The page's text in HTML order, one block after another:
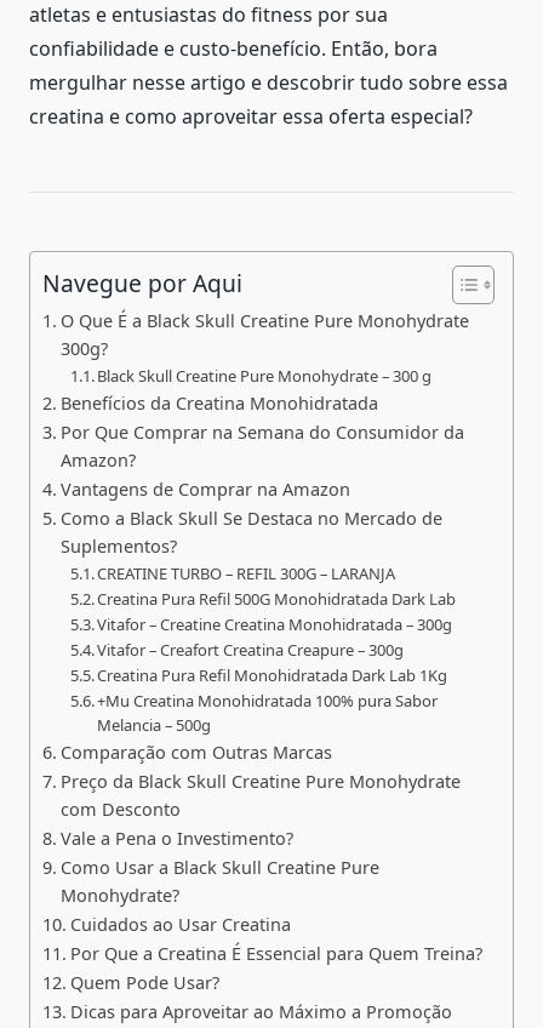
atletas e entusiastas do fitness por sua
confiabilidade e custo-benefício. Então, bora
mergulhar nesse artigo e descobrir tudo sobre essa
creatina e como aproveitar essa oferta especial?
Navegue por Aqui
O Que É a Black Skull Creatine Pure Monohydrate
300g?
Black Skull Creatine Pure Monohydrate – 300 g
Benefícios da Creatina Monohidratada
Por Que Comprar na Semana do Consumidor da
Amazon?
Vantagens de Comprar na Amazon
Como a Black Skull Se Destaca no Mercado de
Suplementos?
CREATINE TURBO – REFIL 300G – LARANJA
Creatina Pura Refil 500G Monohidratada Dark Lab
Vitafor – Creatine Creatina Monohidratada – 300g
Vitafor – Creafort Creatina Creapure – 300g
Creatina Pura Refil Monohidratada Dark Lab 1Kg
+Mu Creatina Monohidratada 100% pura Sabor
Melancia – 500g
Comparação com Outras Marcas
Preço da Black Skull Creatine Pure Monohydrate
com Desconto
Vale a Pena o Investimento?
Como Usar a Black Skull Creatine Pure
Monohydrate?
Cuidados ao Usar Creatina
Por Que a Creatina É Essencial para Quem Treina?
Quem Pode Usar?
Dicas para Aproveitar ao Máximo a Promoção